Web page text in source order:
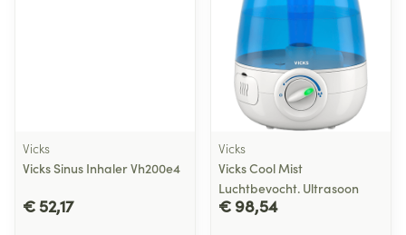
Vicks
Vicks Sinus Inhaler Vh200e4
€ 52,17
Vicks
Vicks Cool Mist
Luchtbevocht. Ultrasoon
€ 98,54